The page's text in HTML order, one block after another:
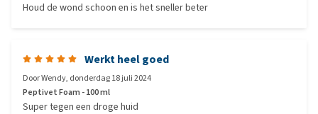
Houd de wond schoon en is het sneller beter
Werkt heel goed
DoorWendy, donderdag 18 juli 2024
Peptivet Foam - 100 ml
Super tegen een droge huid